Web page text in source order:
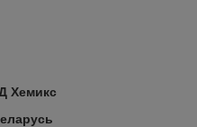
Хемикс